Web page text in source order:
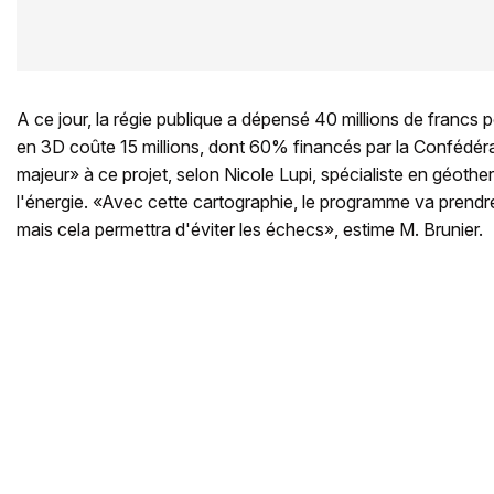
A ce jour, la régie publique a dépensé 40 millions de francs
en 3D coûte 15 millions, dont 60% financés par la
majeur» à ce projet, selon Nicole Lupi, spécialiste en
l'énergie. «Avec cette cartographie, le programme va
mais cela permettra d'éviter les échecs», estime M. Brunier.